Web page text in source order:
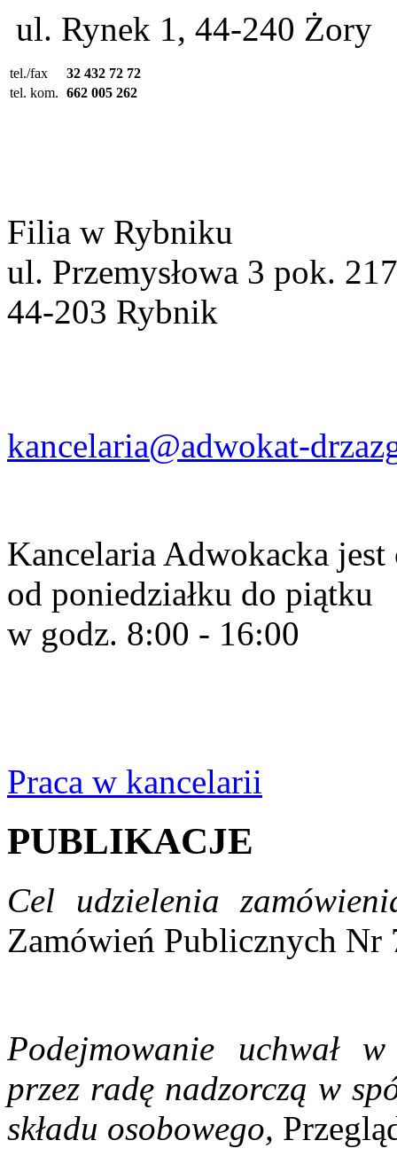
ul. Rynek 1, 44-240 Żory
tel./fax
32 432 72 72
tel. kom. 662 005 262
Filia w Rybniku
ul. Przemysłowa 3 pok. 217
44-203 Rybnik
kancelaria@adwokat-
Kancelaria Adwokacka jest
od poniedziałku do piątku
w godz. 8:00 - 16:00
Praca w kancelarii
PUBLIKACJE
Cel udzielenia
Zamówień Publicznych Nr
Podejmowanie uchwał
przez radę nadzorczą w
składu osobowego,